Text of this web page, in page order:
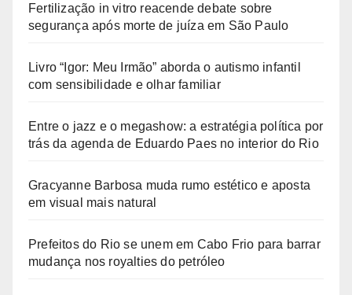
Fertilização in vitro reacende debate sobre
segurança após morte de juíza em São Paulo
Livro “Igor: Meu Irmão” aborda o autismo infantil
com sensibilidade e olhar familiar
Entre o jazz e o megashow: a estratégia política por
trás da agenda de Eduardo Paes no interior do Rio
Gracyanne Barbosa muda rumo estético e aposta
em visual mais natural
Prefeitos do Rio se unem em Cabo Frio para barrar
mudança nos royalties do petróleo